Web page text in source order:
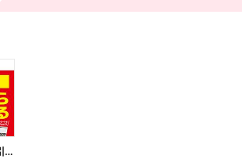
【無料引換券!】焼き麺買うとお茶引換券貰える!